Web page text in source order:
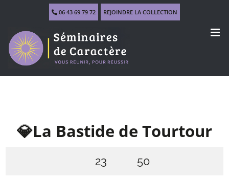
06 43 69 79 72 REJOINDRE LA COLLECTION
💎La Bastide de Tourtour
23 50